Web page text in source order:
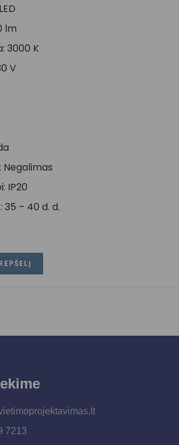
lm
3000 K
V
Negalimas
IP20
35 – 40 d. d.
7213